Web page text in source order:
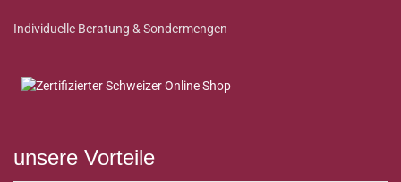
Individuelle Beratung & Sondermengen
unsere Vorteile